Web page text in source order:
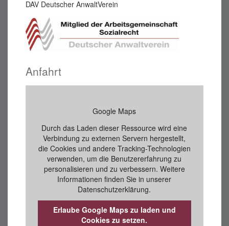
DAV Deutscher AnwaltVerein
Anfahrt
Google Maps
Durch das Laden dieser Ressource wird eine
Verbindung zu externen Servern hergestellt,
die Cookies und andere Tracking-Technologien
verwenden, um die Benutzererfahrung zu
personalisieren und zu verbessern. Weitere
Informationen finden Sie in unserer
Datenschutzerklärung.
Erlaube Google Maps zu laden und
Cookies zu setzen.